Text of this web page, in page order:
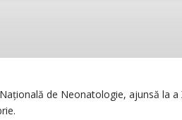
de Neonatologie, ajunsă la a